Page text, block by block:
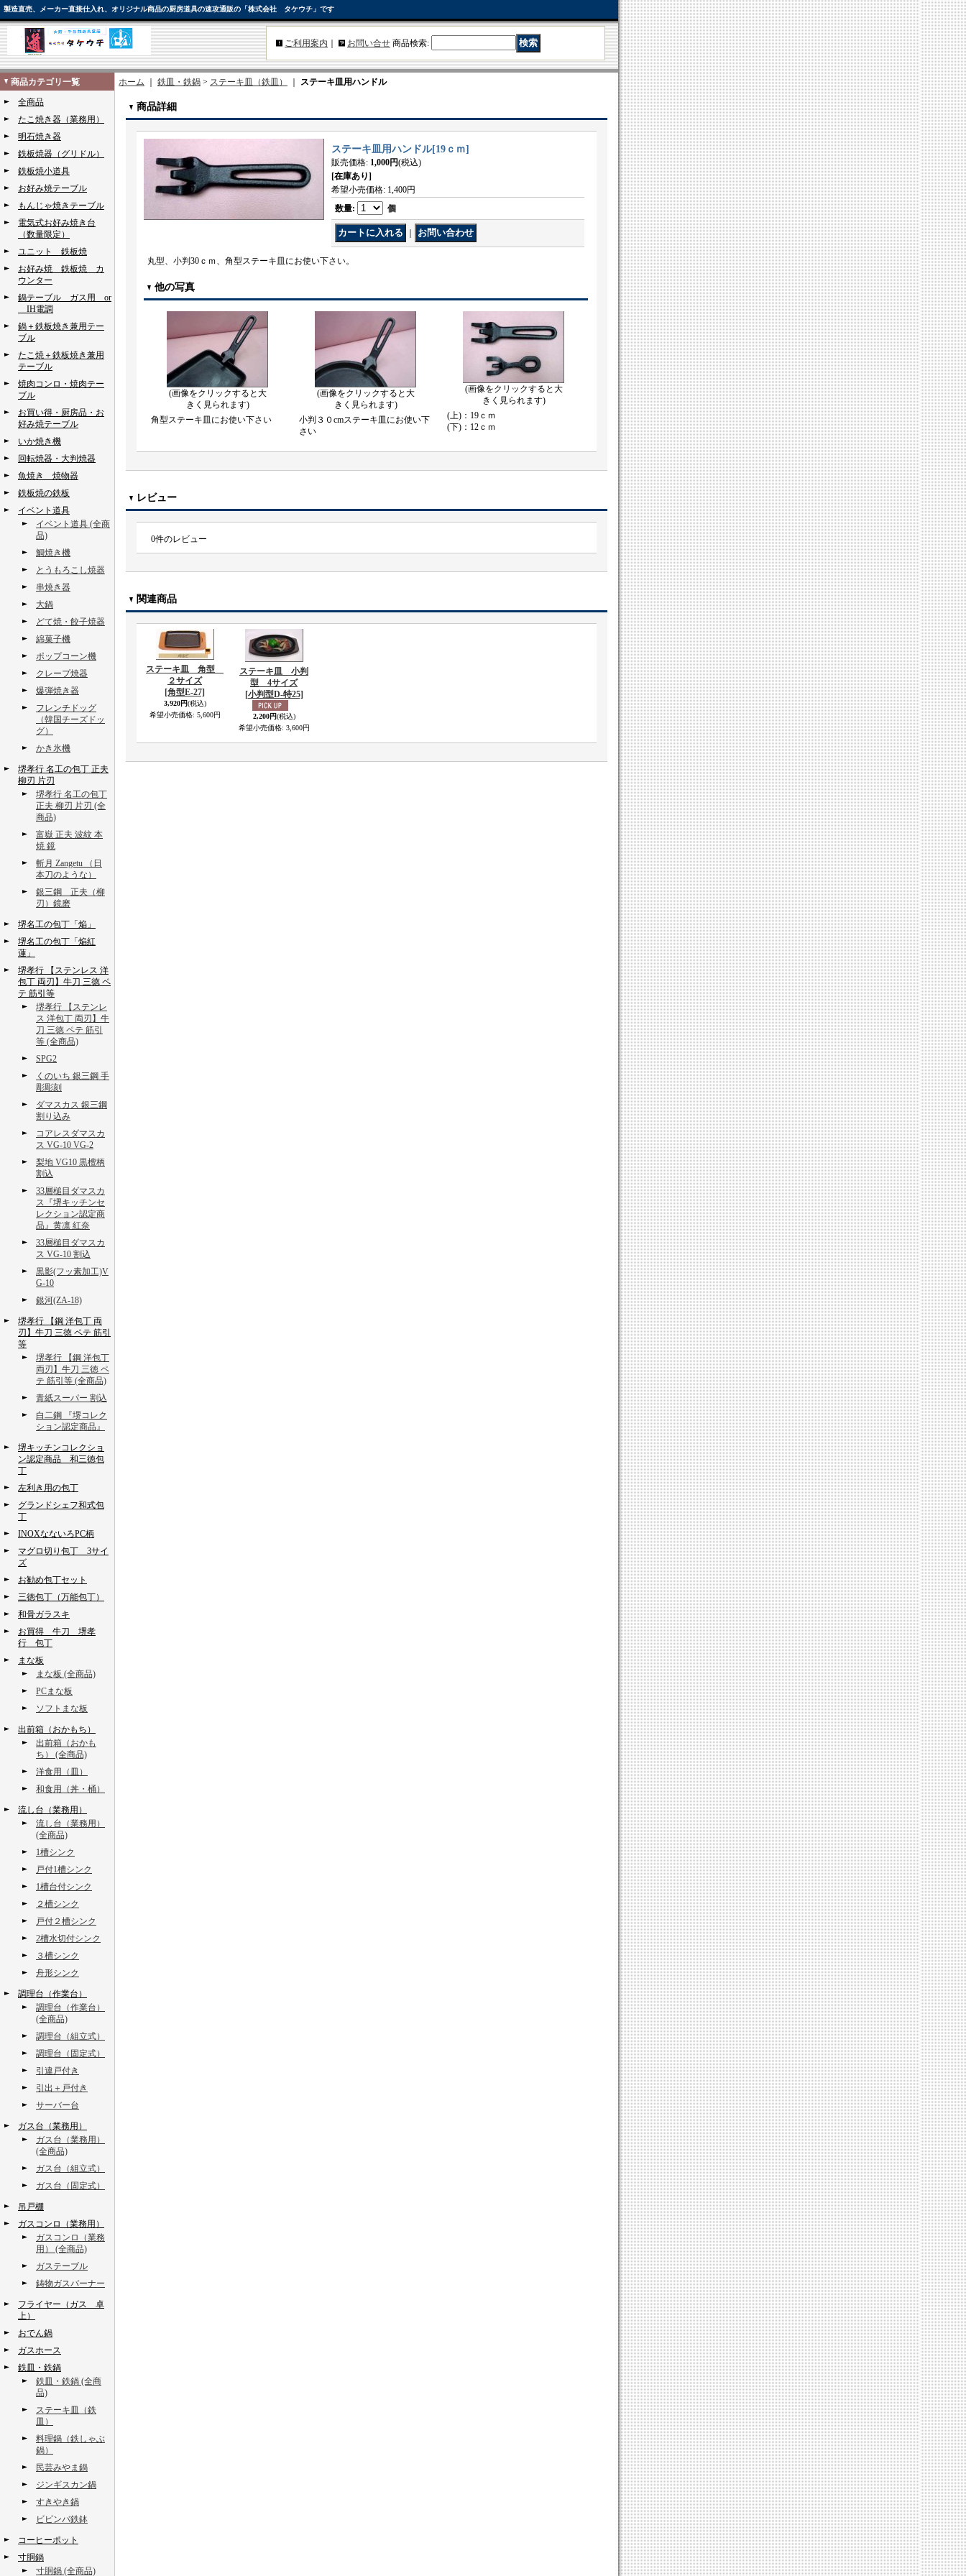
製造直売、メーカー直接仕入れ、オリジナル商品の厨房道具の速攻通販の「株式会社 タケウチ」です
ご利用案内 お問い合せ 商品検索:
商品カテゴリ一覧
全商品
たこ焼き器（業務用）
明石焼き器
鉄板焼器（グリドル）
鉄板焼小道具
お好み焼テーブル
もんじゃ焼きテーブル
電気式お好み焼き台
（数量限定）
ユニット 鉄板焼
お好み焼 鉄板焼 カ
ウンター
鍋テーブル ガス用 or
IH電調
鍋＋鉄板焼き兼用テー
ブル
たこ焼＋鉄板焼き兼用
テーブル
焼肉コンロ・焼肉テー
ブル
お買い得・厨房品・お
好み焼テーブル
いか焼き機
回転焼器・大判焼器
魚焼き 焼物器
鉄板焼の鉄板
イベント道具
イベント道具 (全商
品)
鯛焼き機
とうもろこし焼器
串焼き器
大鍋
どて焼・餃子焼器
綿菓子機
ポップコーン機
クレープ焼器
爆弾焼き器
フレンチドッグ
（韓国チーズドッ
グ）
かき氷機
堺孝行 名工の包丁 正夫
柳刃 片刃
堺孝行 名工の包丁
正夫 柳刃 片刃 (全
商品)
富嶽 正夫 波紋 本
焼 鏡
斬月 Zangetu （日
本刀のような）
銀三鋼 正夫（柳
刃）鏡磨
堺名工の包丁「焔」
堺名工の包丁「焔紅
蓮」
堺孝行 【ステンレス 洋
包丁 両刃】牛刀 三徳 ペ
テ 筋引等
堺孝行 【ステンレ
ス 洋包丁 両刃】牛
刀 三徳 ペテ 筋引
等 (全商品)
SPG2
くのいち 銀三鋼 手
彫彫刻
ダマスカス 銀三鋼
割り込み
コアレスダマスカ
ス VG-10 VG-2
梨地 VG10 黒檀柄
割込
33層槌目ダマスカ
ス『堺キッチンセ
レクション認定商
品』黄凛 紅奈
33層槌目ダマスカ
ス VG-10 割込
黒影(フッ素加工)V
G-10
銀河(ZA-18)
堺孝行 【鋼 洋包丁 両
刃】牛刀 三徳 ペテ 筋引
等
堺孝行 【鋼 洋包丁
両刃】牛刀 三徳 ペ
テ 筋引等 (全商品)
青紙スーパー 割込
白二鋼 『堺コレク
ション認定商品』
堺キッチンコレクショ
ン認定商品 和三徳包
丁
左利き用の包丁
グランドシェフ和式包
丁
INOXなないろPC柄
マグロ切り包丁 3サイ
ズ
お勧め包丁セット
三徳包丁（万能包丁）
和骨ガラスキ
お買得 牛刀 堺孝
行 包丁
まな板
まな板 (全商品)
PCまな板
ソフトまな板
出前箱（おかもち）
出前箱（おかも
ち） (全商品)
洋食用（皿）
和食用（丼・桶）
流し台（業務用）
流し台（業務用）
(全商品)
1槽シンク
戸付1槽シンク
1槽台付シンク
２槽シンク
戸付２槽シンク
2槽水切付シンク
３槽シンク
舟形シンク
調理台（作業台）
調理台（作業台）
(全商品)
調理台（組立式）
調理台（固定式）
引違戸付き
引出＋戸付き
サーバー台
ガス台（業務用）
ガス台（業務用）
(全商品)
ガス台（組立式）
ガス台（固定式）
吊戸棚
ガスコンロ（業務用）
ガスコンロ（業務
用） (全商品)
ガステーブル
鋳物ガスバーナー
フライヤー（ガス 卓
上）
おでん鍋
ガスホース
鉄皿・鉄鍋
鉄皿・鉄鍋 (全商
品)
ステーキ皿（鉄
皿）
料理鍋（鉄しゃぶ
鍋）
民芸みやま鍋
ジンギスカン鍋
すきやき鍋
ビビンバ鉄鉢
コーヒーポット
寸胴鍋
寸胴鍋 (全商品)
ホーム 鉄皿・鉄鍋 > ステーキ皿（鉄皿） ステーキ皿用ハンドル
商品詳細
ステーキ皿用ハンドル[19ｃｍ]
販売価格: 1,000円(税込)
[在庫あり]
希望小売価格: 1,400円
数量: 個
丸型、小判30ｃｍ、角型ステーキ皿にお使い下さい。
他の写真
(画像をクリックすると大
きく見られます)
角型ステーキ皿にお使い下さい
(画像をクリックすると大
きく見られます)
小判３０cmステーキ皿にお使い下
さい
(画像をクリックすると大
きく見られます)
(上)：19ｃｍ
(下)：12ｃｍ
レビュー
0件のレビュー
関連商品
ステーキ皿 角型
２サイズ
[角型E-27]
3,920円(税込)
希望小売価格: 5,600円
ステーキ皿 小判
型 4サイズ
[小判型D-特25]
2,200円(税込)
希望小売価格: 3,600円